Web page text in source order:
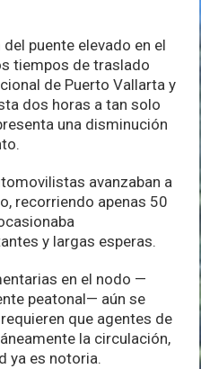
de
elevado
puente elevado en el
tiempos de traslado
de Puerto Vallarta y
dos horas a tan solo
una disminución
avanzaban a
recorriendo apenas 50
y largas esperas.
en el nodo —
peatonal— aún se
que agentes de
la circulación,
ya es notoria.